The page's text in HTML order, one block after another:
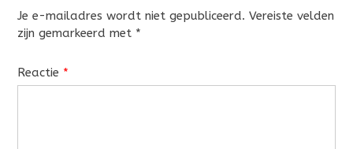
Je e-mailadres wordt niet gepubliceerd. Vereiste velden
zijn gemarkeerd met *
Reactie *